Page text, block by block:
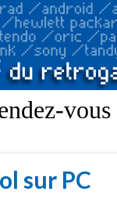
vous
sur PC